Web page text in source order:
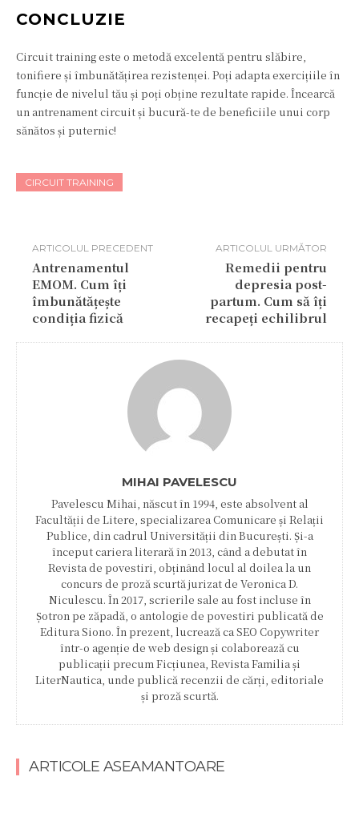
CONCLUZIE
Circuit training este o metodă excelentă pentru slăbire,
tonifiere și îmbunătățirea rezistenței. Poți adapta exercițiile în
funcție de nivelul tău și poți obține rezultate rapide. Încearcă
un antrenament circuit și bucură-te de beneficiile unui corp
sănătos și puternic!
CIRCUIT TRAINING
ARTICOLUL PRECEDENT
Antrenamentul
EMOM. Cum îți
îmbunătățește
condiția fizică
ARTICOLUL URMĂTOR
Remedii pentru
depresia post-
partum. Cum să îți
recapeți echilibrul
MIHAI PAVELESCU
Pavelescu Mihai, născut în 1994, este absolvent al
Facultății de Litere, specializarea Comunicare și Relații
Publice, din cadrul Universității din București. Și-a
început cariera literară în 2013, când a debutat în
Revista de povestiri, obținând locul al doilea la un
concurs de proză scurtă jurizat de Veronica D.
Niculescu. În 2017, scrierile sale au fost incluse în
Șotron pe zăpadă, o antologie de povestiri publicată de
Editura Siono. În prezent, lucrează ca SEO Copywriter
într-o agenție de web design și colaborează cu
publicații precum Ficțiunea, Revista Familia și
LiterNautica, unde publică recenzii de cărți, editoriale
și proză scurtă.
ARTICOLE ASEAMANTOARE